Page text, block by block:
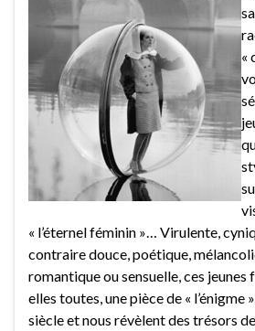
«
« l’éternel féminin »… Virulente,
contraire douce, poétique,
romantique ou sensuelle, ces jeunes
elles toutes, une pièce de « l’énigme
siècle et nous révèlent des trésors